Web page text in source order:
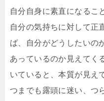
自分自身に素直になるこ
自分の気持ちに対して正
ば、自分がどうしたいの
あっているのか見えてく
いていると、本質が見え
つまでも露頭に迷い、つ